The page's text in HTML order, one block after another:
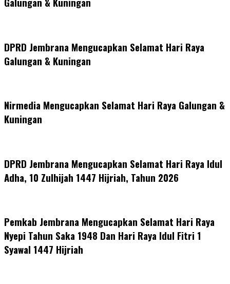
DPRD Jembrana Mengucapkan Selamat Hari Raya
Galungan & Kuningan
Nirmedia Mengucapkan Selamat Hari Raya Galungan &
Kuningan
DPRD Jembrana Mengucapkan Selamat Hari Raya Idul
Adha, 10 Zulhijah 1447 Hijriah, Tahun 2026
Pemkab Jembrana Mengucapkan Selamat Hari Raya
Nyepi Tahun Saka 1948 Dan Hari Raya Idul Fitri 1
Syawal 1447 Hijriah